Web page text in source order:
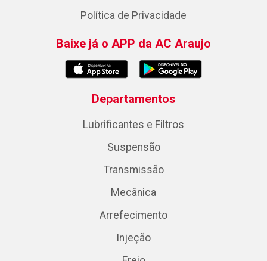
Política de Privacidade
Baixe já o APP da AC Araujo
Departamentos
Lubrificantes e Filtros
Suspensão
Transmissão
Mecânica
Arrefecimento
Injeção